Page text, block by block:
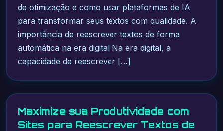
de otimização e como usar plataformas de IA
para transformar seus textos com qualidade. A
importância de reescrever textos de forma
automática na era digital Na era digital, a
capacidade de reescrever […]
Maximize sua Produtividade com
Sites para Reescrever Textos de